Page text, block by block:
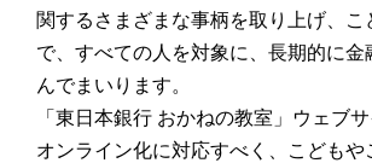
関するさまざまな事柄を取り上げ、こ
で、すべての人を対象に、長期的に金
んでまいります。
「東日本銀行 おかねの教室」ウェブ
オンライン化に対応すべく、こどもや